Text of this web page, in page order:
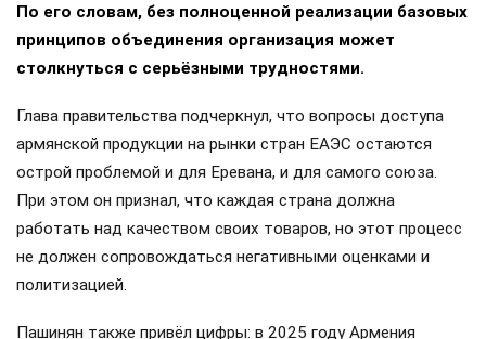
По его словам, без полноценной реализации базовых
принципов объединения организация может
столкнуться с серьёзными трудностями.
Глава правительства подчеркнул, что вопросы доступа
армянской продукции на рынки стран ЕАЭС остаются
острой проблемой и для Еревана, и для самого союза.
При этом он признал, что каждая страна должна
работать над качеством своих товаров, но этот процесс
не должен сопровождаться негативными оценками и
политизацией.
Пашинян также привёл цифры: в 2025 году Армения